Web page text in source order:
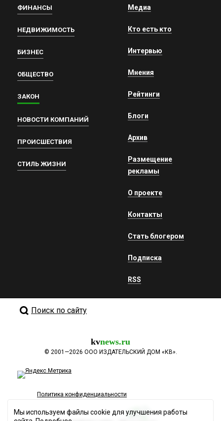
ФИНАНСЫ
НЕДВИЖИМОСТЬ
БИЗНЕС
ОБЩЕСТВО
ЗАКОН
НОВОСТИ КОМПАНИЙ
ПРОИСШЕСТВИЯ
СТИЛЬ ЖИЗНИ
Медиа
Кто есть кто
Интервью
Мнения
Рейтинги
Блоги
Архив
Размещение
рекламы
О проекте
Контакты
Стать блогером
Подписка
RSS
Поиск по сайту
kvnews.ru
© 2001—2026 ООО ИЗДАТЕЛЬСКИЙ ДОМ «КВ».
Политика конфиденциальности
Мы используем файлы cookie для улучшения работы